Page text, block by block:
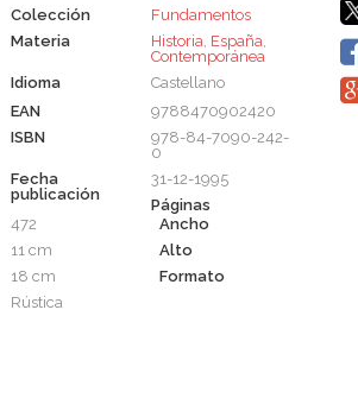
Colección
Fundamentos
Materia
Historia, España,
Contemporánea
Idioma
Castellano
EAN
9788470902420
ISBN
978-84-7090-242-
0
Fecha
publicación
31-12-1995
Páginas
472
Ancho
11 cm
Alto
18 cm
Formato
Rústica